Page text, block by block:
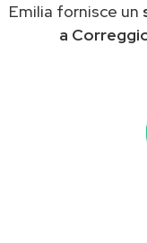
Emilia fornisce un
a